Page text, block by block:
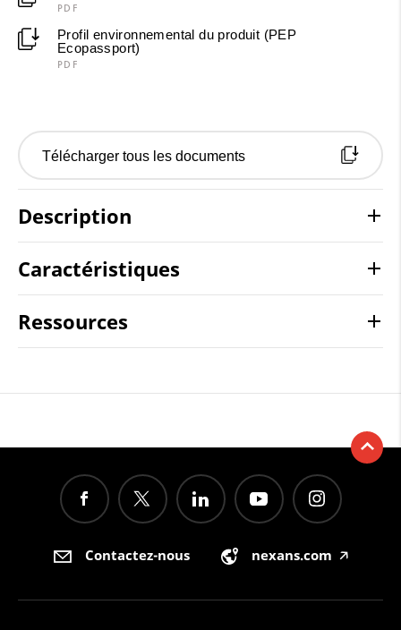
PDF
Profil environnemental du produit (PEP
Ecopassport)
PDF
Télécharger tous les documents
Description
Caractéristiques
Ressources
Contactez-nous nexans.com 🡥